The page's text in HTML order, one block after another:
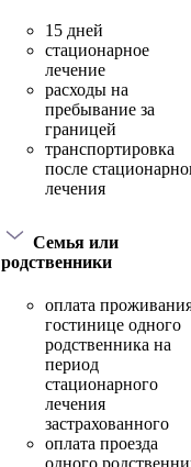
15 дней
стационарное
лечение
расходы на
пребывание за
границей
транспортировка
после
лечения
Семья или
родственники
оплата
гостинице одного
родственника на
период
стационарного
лечения
застрахованного
оплата проезда